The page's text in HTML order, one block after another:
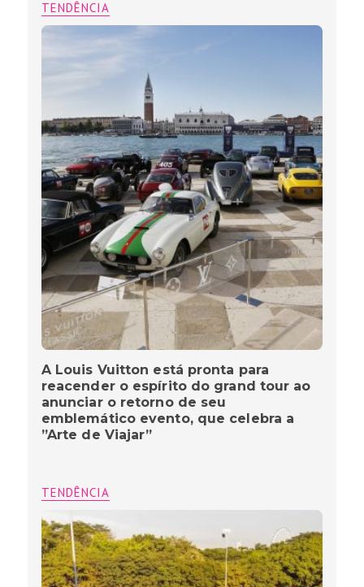
TENDÊNCIA
A Louis Vuitton está pronta para
reacender o espírito do grand tour ao
anunciar o retorno de seu
emblemático evento, que celebra a
”Arte de Viajar”
TENDÊNCIA